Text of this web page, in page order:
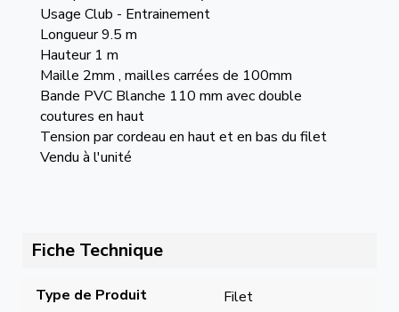
Usage Club - Entrainement
Longueur 9.5 m
Hauteur 1 m
Maille 2mm , mailles carrées de 100mm
Bande PVC Blanche 110 mm avec double
coutures en haut
Tension par cordeau en haut et en bas du filet
Vendu à l'unité
Fiche Technique
Type de Produit Filet